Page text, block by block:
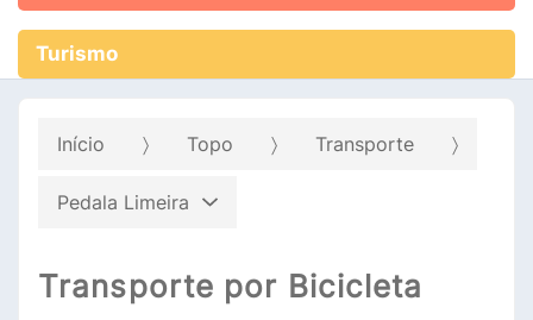
Turismo
Início Topo Transporte
Pedala Limeira
Transporte por Bicicleta